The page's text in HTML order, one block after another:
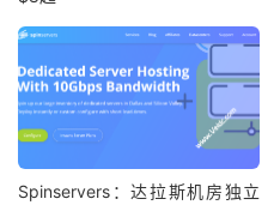
Spinservers：达拉斯机房独立